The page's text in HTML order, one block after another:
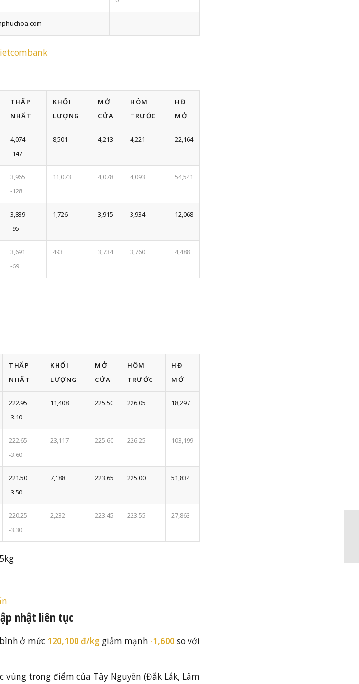
THẤP
NHẤT
KHỐI
LƯỢNG
MỞ
CỬA
HÔM
TRƯỚC
HĐ
MỞ
4,074
-147
8,501 4,213 4,221 22,164
3,965
-128
11,073 4,078 4,093 54,541
3,839
-95
1,726 3,915 3,934 12,068
3,691
-69
493 3,734 3,760 4,488
THẤP
NHẤT
KHỐI
LƯỢNG
MỞ
CỬA
HÔM
TRƯỚC
HĐ
MỞ
222.95
-3.10
11,408 225.50 226.05 18,297
222.65
-3.60
23,117 225.60 226.25 103,199
221.50
-3.50
7,188 223.65 225.00 51,834
220.25
-3.30
2,232 223.45 223.55 27,863
nhật liên tục
ở mức 120,100 đ/kg giảm mạnh -1,600 so với
vùng trọng điểm của Tây Nguyên (Đắk Lắk, Lâm